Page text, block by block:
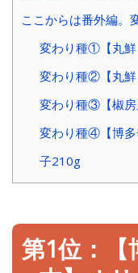
ここからは番外編。
変わり種①【丸
変わり種②【丸
変わり種③【椒
変わり種④【博多
子210g
第1位：【